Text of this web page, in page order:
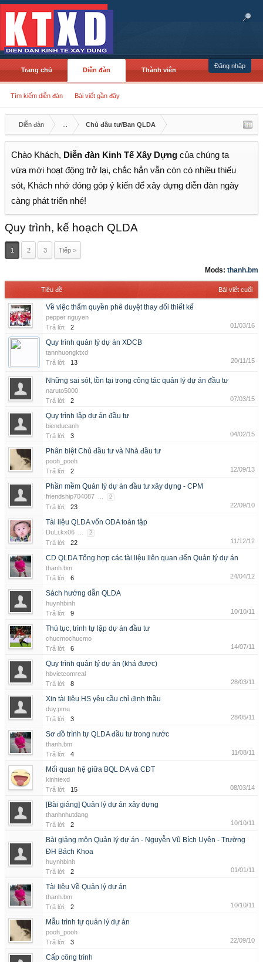
Đăng nhập
Trang chủ Diễn đàn
Tìm kiếm diễn đàn Bài viết gần đây
Thành viên
Diễn đàn Chủ đầu tư/Ban QLDA
Chào Khách, Diễn đàn Kinh Tế Xây Dựng của chúng ta
vừa mới hoạt động trở lại, chắc hẳn vẫn còn có nhiều thiếu
sót, Khách nhớ đóng góp ý kiến để xây dựng diễn đàn ngày
càng phát triển nhé!
Quy trình, kế hoạch QLDA
1 2 3 Tiếp >
Mods: thanh.bm
Tiêu đề Bài viết cuối
Về việc thẩm quyền phê duyệt thay đổi thiết kế
pepper nguyen
Trả lời:
2 01/03/16
Quy trình quản lý dự án XDCB
tannhuongktxd
Trả lời:
13 20/11/15
Những sai sót, tồn tại trong công tác quản lý dự án đầu tư
naruto5000
Trả lời:
2 07/03/15
Quy trình lập dự án đầu tư
bienducanh
Trả lời:
3 04/02/15
Phân biệt Chủ đầu tư và Nhà đầu tư
pooh_pooh
Trả lời:
2 12/09/13
Phần mềm Quản lý dự án đầu tư xây dựng - CPM
friendship704087 ... 2
Trả lời: 23 22/09/10
Tài liệu QLDA vốn ODA toàn tập
DuLi.kx06 ... 2
Trả lời: 22 11/12/12
CD QLDA Tổng hợp các tài liệu liên quan đến Quản lý dự án
thanh.bm
Trả lời:
6 24/04/12
Sách hướng dẫn QLDA
huynhbinh
Trả lời:
9 10/10/11
Thủ tục, trình tự lập dự án đầu tư
chucmochucmo
Trả lời:
6 14/07/11
Quy trình quản lý dự án (khá được)
hbvietcomreal
Trả lời:
8 28/03/11
Xin tài liệu HS yêu cầu chỉ định thầu
duy.pmu
Trả lời:
3 28/05/11
Sơ đồ trình tự QLDA đầu tư trong nước
thanh.bm
Trả lời:
4 11/08/11
Mối quan hệ giữa BQL DA và CĐT
kinhtexd
Trả lời:
15 08/03/14
[Bài giảng] Quản lý dự án xây dựng
thanhnhutdang
Trả lời:
2 10/10/11
Bài giảng môn Quản lý dự án - Nguyễn Vũ Bích Uyên - Trường
ĐH Bách Khoa
huynhbinh
Trả lời:
2 01/01/11
Tài liệu Về Quản lý dự án
thanh.bm
Trả lời:
2 10/10/11
Mẫu trình tự quản lý dự án
pooh_pooh
Trả lời:
3 22/09/10
Cấp công trình